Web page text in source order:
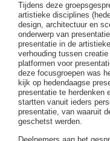
Tijdens deze
artistieke disciplines
design, architectuur en
onderwerp van
presentatie in de
verhouding tussen
platformen voor
deze focusgroepen was
kijk op hedendaagse
presentatie te herdenken
startten vanuit ieders
presentatie, van waaruit
geschetst werden.